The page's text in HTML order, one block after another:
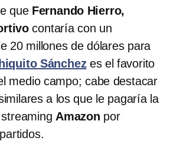
que Fernando Hierro,
contaría con un
20 millones de dólares para
Sánchez es el favorito
medio campo; cabe destacar
a los que le pagaría la
Amazon por